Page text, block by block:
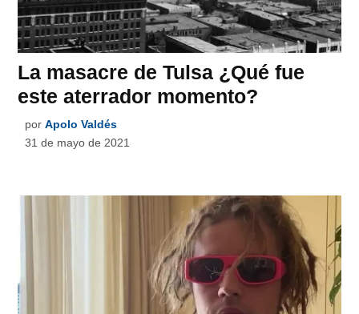
La masacre de Tulsa ¿Qué fue
este aterrador momento?
por Apolo Valdés
31 de mayo de 2021